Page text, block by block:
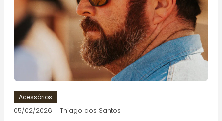
Acessórios
05/02/2026 Thiago dos Santos